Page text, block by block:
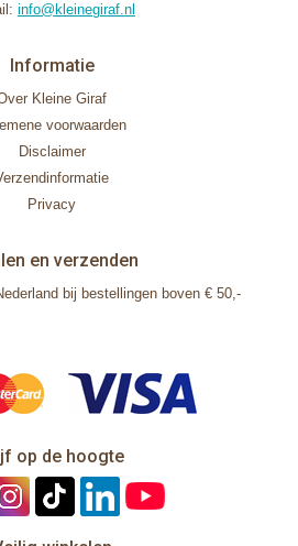
info@kleinegiraf.nl
Informatie
Kleine Giraf
voorwaarden
Disclaimer
Privacy
en verzenden
bij bestellingen boven € 50,-
op de hoogte